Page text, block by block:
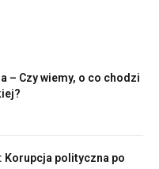
– Czy wiemy, o co chodzi
Korupcja polityczna po